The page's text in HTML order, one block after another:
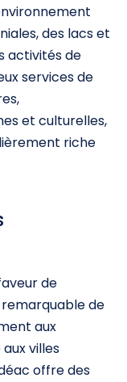
des lacs et
activités de
services de
et culturelles,
riche
de
de
aux
villes
offre des